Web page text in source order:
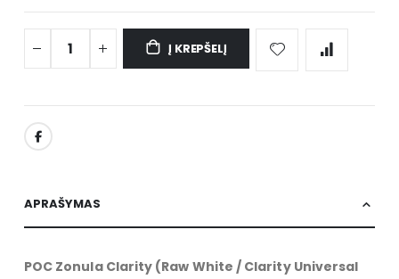
Į KREPŠELĮ
APRAŠYMAS
POC Zonula Clarity (Raw White / Clarity Universal